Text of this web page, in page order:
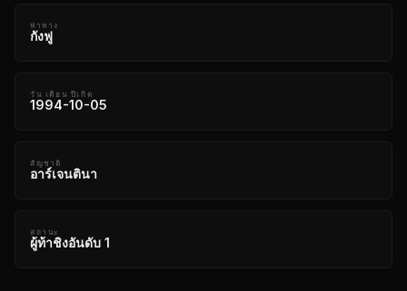
ท่าทาง
กังฟู
วัน เดือน ปีเกิด
1994-10-05
สัญชาติ
อาร์เจนตินา
สถานะ
ผู้ท้าชิงอันดับ 1